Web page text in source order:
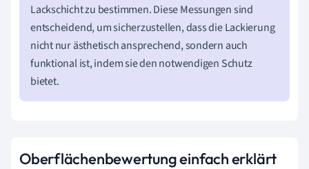
Lackschicht zu bestimmen. Diese Messungen sind
entscheidend, um sicherzustellen, dass die Lackierung
nicht nur ästhetisch ansprechend, sondern auch
funktional ist, indem sie den notwendigen Schutz
bietet.
Oberflächenbewertung einfach erklärt